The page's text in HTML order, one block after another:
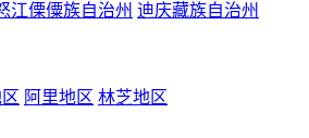
江傈僳族自治州 迪庆藏族自治州
阿里地区 林芝地区